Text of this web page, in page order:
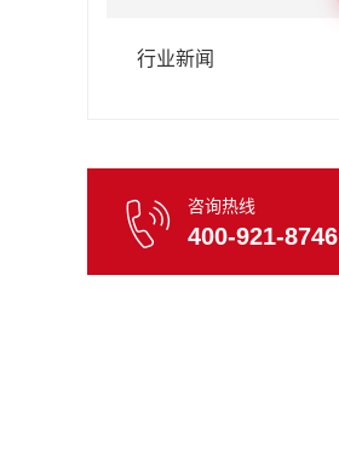
行业新闻
咨询热线
400-921-8746